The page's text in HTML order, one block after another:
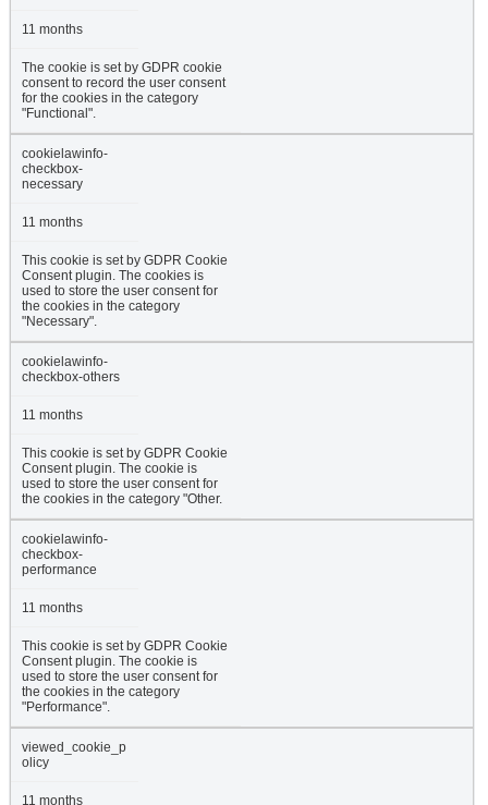
11 months
The cookie is set by GDPR cookie
consent to record the user consent
for the cookies in the category
"Functional".
cookielawinfo-
checkbox-
necessary
11 months
This cookie is set by GDPR Cookie
Consent plugin. The cookies is
used to store the user consent for
the cookies in the category
"Necessary".
cookielawinfo-
checkbox-others
11 months
This cookie is set by GDPR Cookie
Consent plugin. The cookie is
used to store the user consent for
the cookies in the category "Other.
cookielawinfo-
checkbox-
performance
11 months
This cookie is set by GDPR Cookie
Consent plugin. The cookie is
used to store the user consent for
the cookies in the category
"Performance".
viewed_cookie_p
olicy
11 months